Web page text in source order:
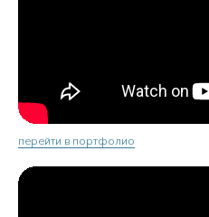
перейти в портфолио